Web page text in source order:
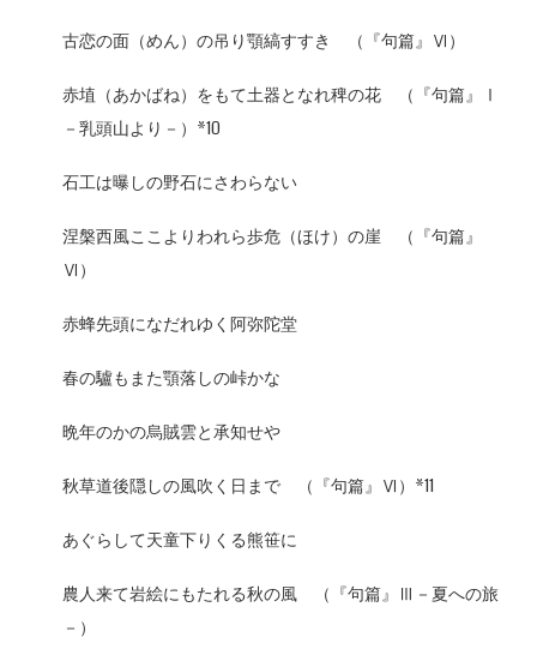
古恋の面（めん）の吊り顎縞すすき （『句篇』Ⅵ）
赤埴（あかばね）をもて土器となれ稗の花 （『句篇』Ⅰ
－乳頭山より－）*10
石工は曝しの野石にさわらない
涅槃西風ここよりわれら歩危（ほけ）の崖 （『句篇』
Ⅵ）
赤蜂先頭になだれゆく阿弥陀堂
春の驢もまた顎落しの峠かな
晩年のかの烏賊雲と承知せや
秋草道後隠しの風吹く日まで （『句篇』Ⅵ）*11
あぐらして天童下りくる熊笹に
農人来て岩絵にもたれる秋の風 （『句篇』Ⅲ－夏への旅
－）